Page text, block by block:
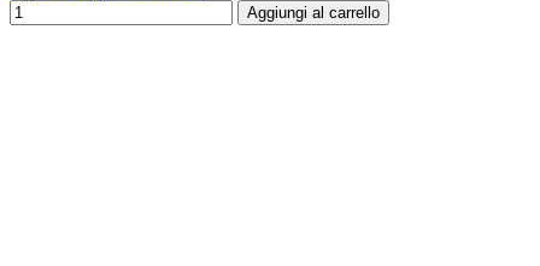
Aggiungi al carrello